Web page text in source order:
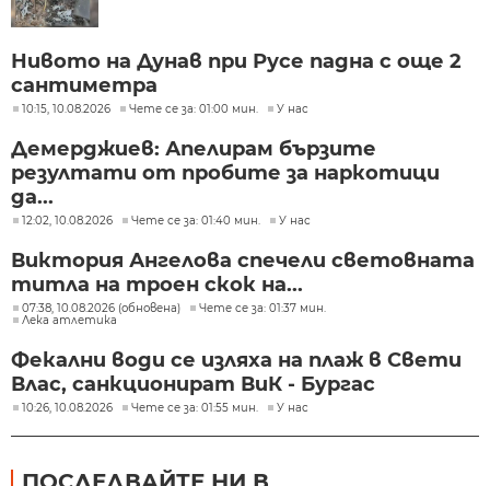
Нивото на Дунав при Русе падна с още 2
сантиметра
10:15, 10.08.2026 Чете се за: 01:00 мин. У нас
Демерджиев: Апелирам бързите
резултати от пробите за наркотици
да...
12:02, 10.08.2026 Чете се за: 01:40 мин. У нас
Виктория Ангелова спечели световната
титла на троен скок на...
07:38, 10.08.2026 (обновена)
Чете се за: 01:37 мин.
Лека атлетика
Фекални води се изляха на плаж в Свети
Влас, санкционират ВиК - Бургас
10:26, 10.08.2026 Чете се за: 01:55 мин. У нас